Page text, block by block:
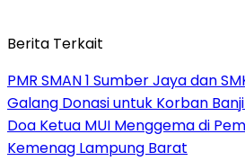
Berita Terkait
PMR SMAN 1 Sumber Jaya dan
Galang Donasi untuk Korban
Doa Ketua MUI Menggema di
Kemenag Lampung Barat